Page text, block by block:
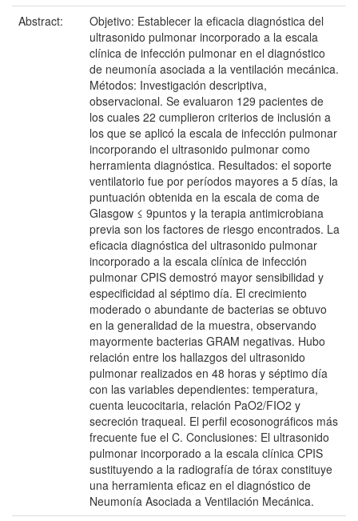
Abstract:
Objetivo: Establecer la eficacia diagnóstica del
ultrasonido pulmonar incorporado a la escala
clínica de infección pulmonar en el diagnóstico
de neumonía asociada a la ventilación mecánica.
Métodos: Investigación descriptiva,
observacional. Se evaluaron 129 pacientes de
los cuales 22 cumplieron criterios de inclusión a
los que se aplicó la escala de infección pulmonar
incorporando el ultrasonido pulmonar como
herramienta diagnóstica. Resultados: el soporte
ventilatorio fue por períodos mayores a 5 días, la
puntuación obtenida en la escala de coma de
Glasgow ≤ 9puntos y la terapia antimicrobiana
previa son los factores de riesgo encontrados. La
eficacia diagnóstica del ultrasonido pulmonar
incorporado a la escala clínica de infección
pulmonar CPIS demostró mayor sensibilidad y
especificidad al séptimo día. El crecimiento
moderado o abundante de bacterias se obtuvo
en la generalidad de la muestra, observando
mayormente bacterias GRAM negativas. Hubo
relación entre los hallazgos del ultrasonido
pulmonar realizados en 48 horas y séptimo día
con las variables dependientes: temperatura,
cuenta leucocitaria, relación PaO2/FIO2 y
secreción traqueal. El perfil ecosonográficos más
frecuente fue el C. Conclusiones: El ultrasonido
pulmonar incorporado a la escala clínica CPIS
sustituyendo a la radiografía de tórax constituye
una herramienta eficaz en el diagnóstico de
Neumonía Asociada a Ventilación Mecánica.